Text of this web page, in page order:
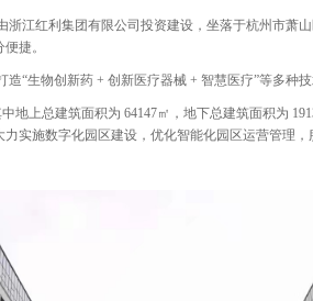
浙江红利集团有限公司投资建设，坐落于杭州市萧
捷。
造“生物创新药 + 创新医疗器械 + 智慧医疗”等多种
地上总建筑面积为 64147㎡，地下总建筑面积为
实施数字化园区建设，优化智能化园区运营管理